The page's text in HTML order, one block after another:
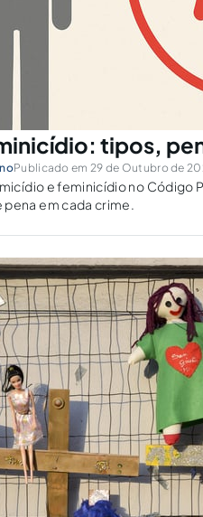
tipos,
Publicado em 29 de Outubro de
e feminicídio no Código
em cada crime.